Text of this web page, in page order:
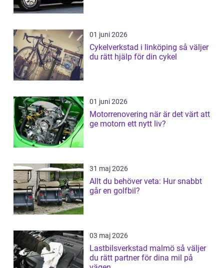
01 juni 2026
Cykelverkstad i linköping så väljer
du rätt hjälp för din cykel
01 juni 2026
Motorrenovering när är det värt att
ge motorn ett nytt liv?
31 maj 2026
Allt du behöver veta: Hur snabbt
går en golfbil?
03 maj 2026
Lastbilsverkstad malmö så väljer
du rätt partner för dina mil på